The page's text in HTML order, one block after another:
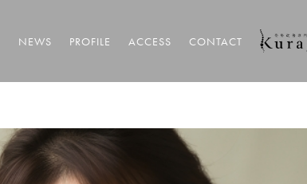
NEWS PROFILE ACCESS CONTACT